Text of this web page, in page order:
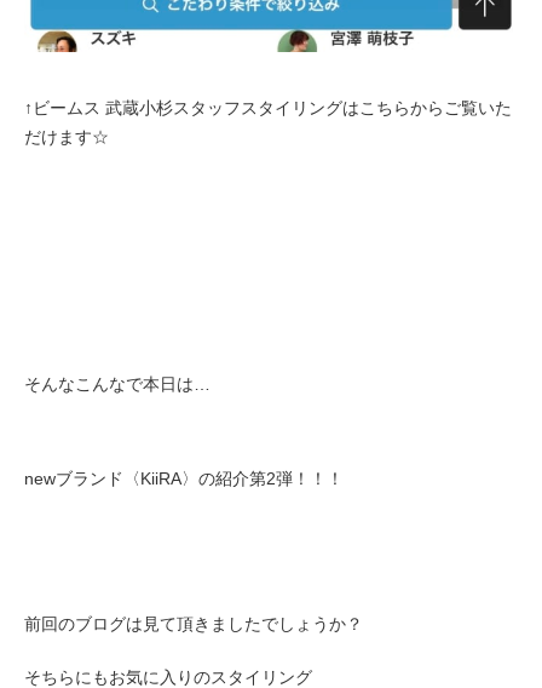
↑ビームス 武蔵小杉スタッフスタイリングはこちらからご覧いた
だけます☆
そんなこんなで本日は…
newブランド〈KiiRA〉の紹介第2弾！！！
前回のブログは見て頂きましたでしょうか？
そちらにもお気に入りのスタイリング